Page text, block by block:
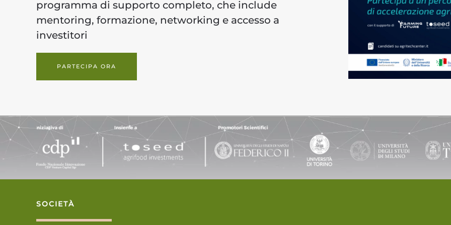
programma di supporto completo, che include
mentoring, formazione, networking e accesso a
investitori
PARTECIPA ORA
SOCIETÀ